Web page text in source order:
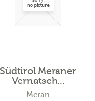
Südtirol Meraner
Vernatsch...
Meran